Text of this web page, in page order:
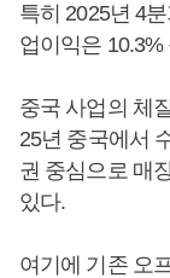
특히 2025년 4
업이익은
중국 사업의 체
25년 중국에서
권 중심으로 매
있다.
여기에 기존 오